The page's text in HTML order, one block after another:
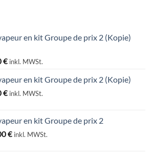
en kit Groupe de prix 2 (Kopie)
€ inkl. MWSt.
en kit Groupe de prix 2 (Kopie)
€ inkl. MWSt.
en kit Groupe de prix 2
€ inkl. MWSt.